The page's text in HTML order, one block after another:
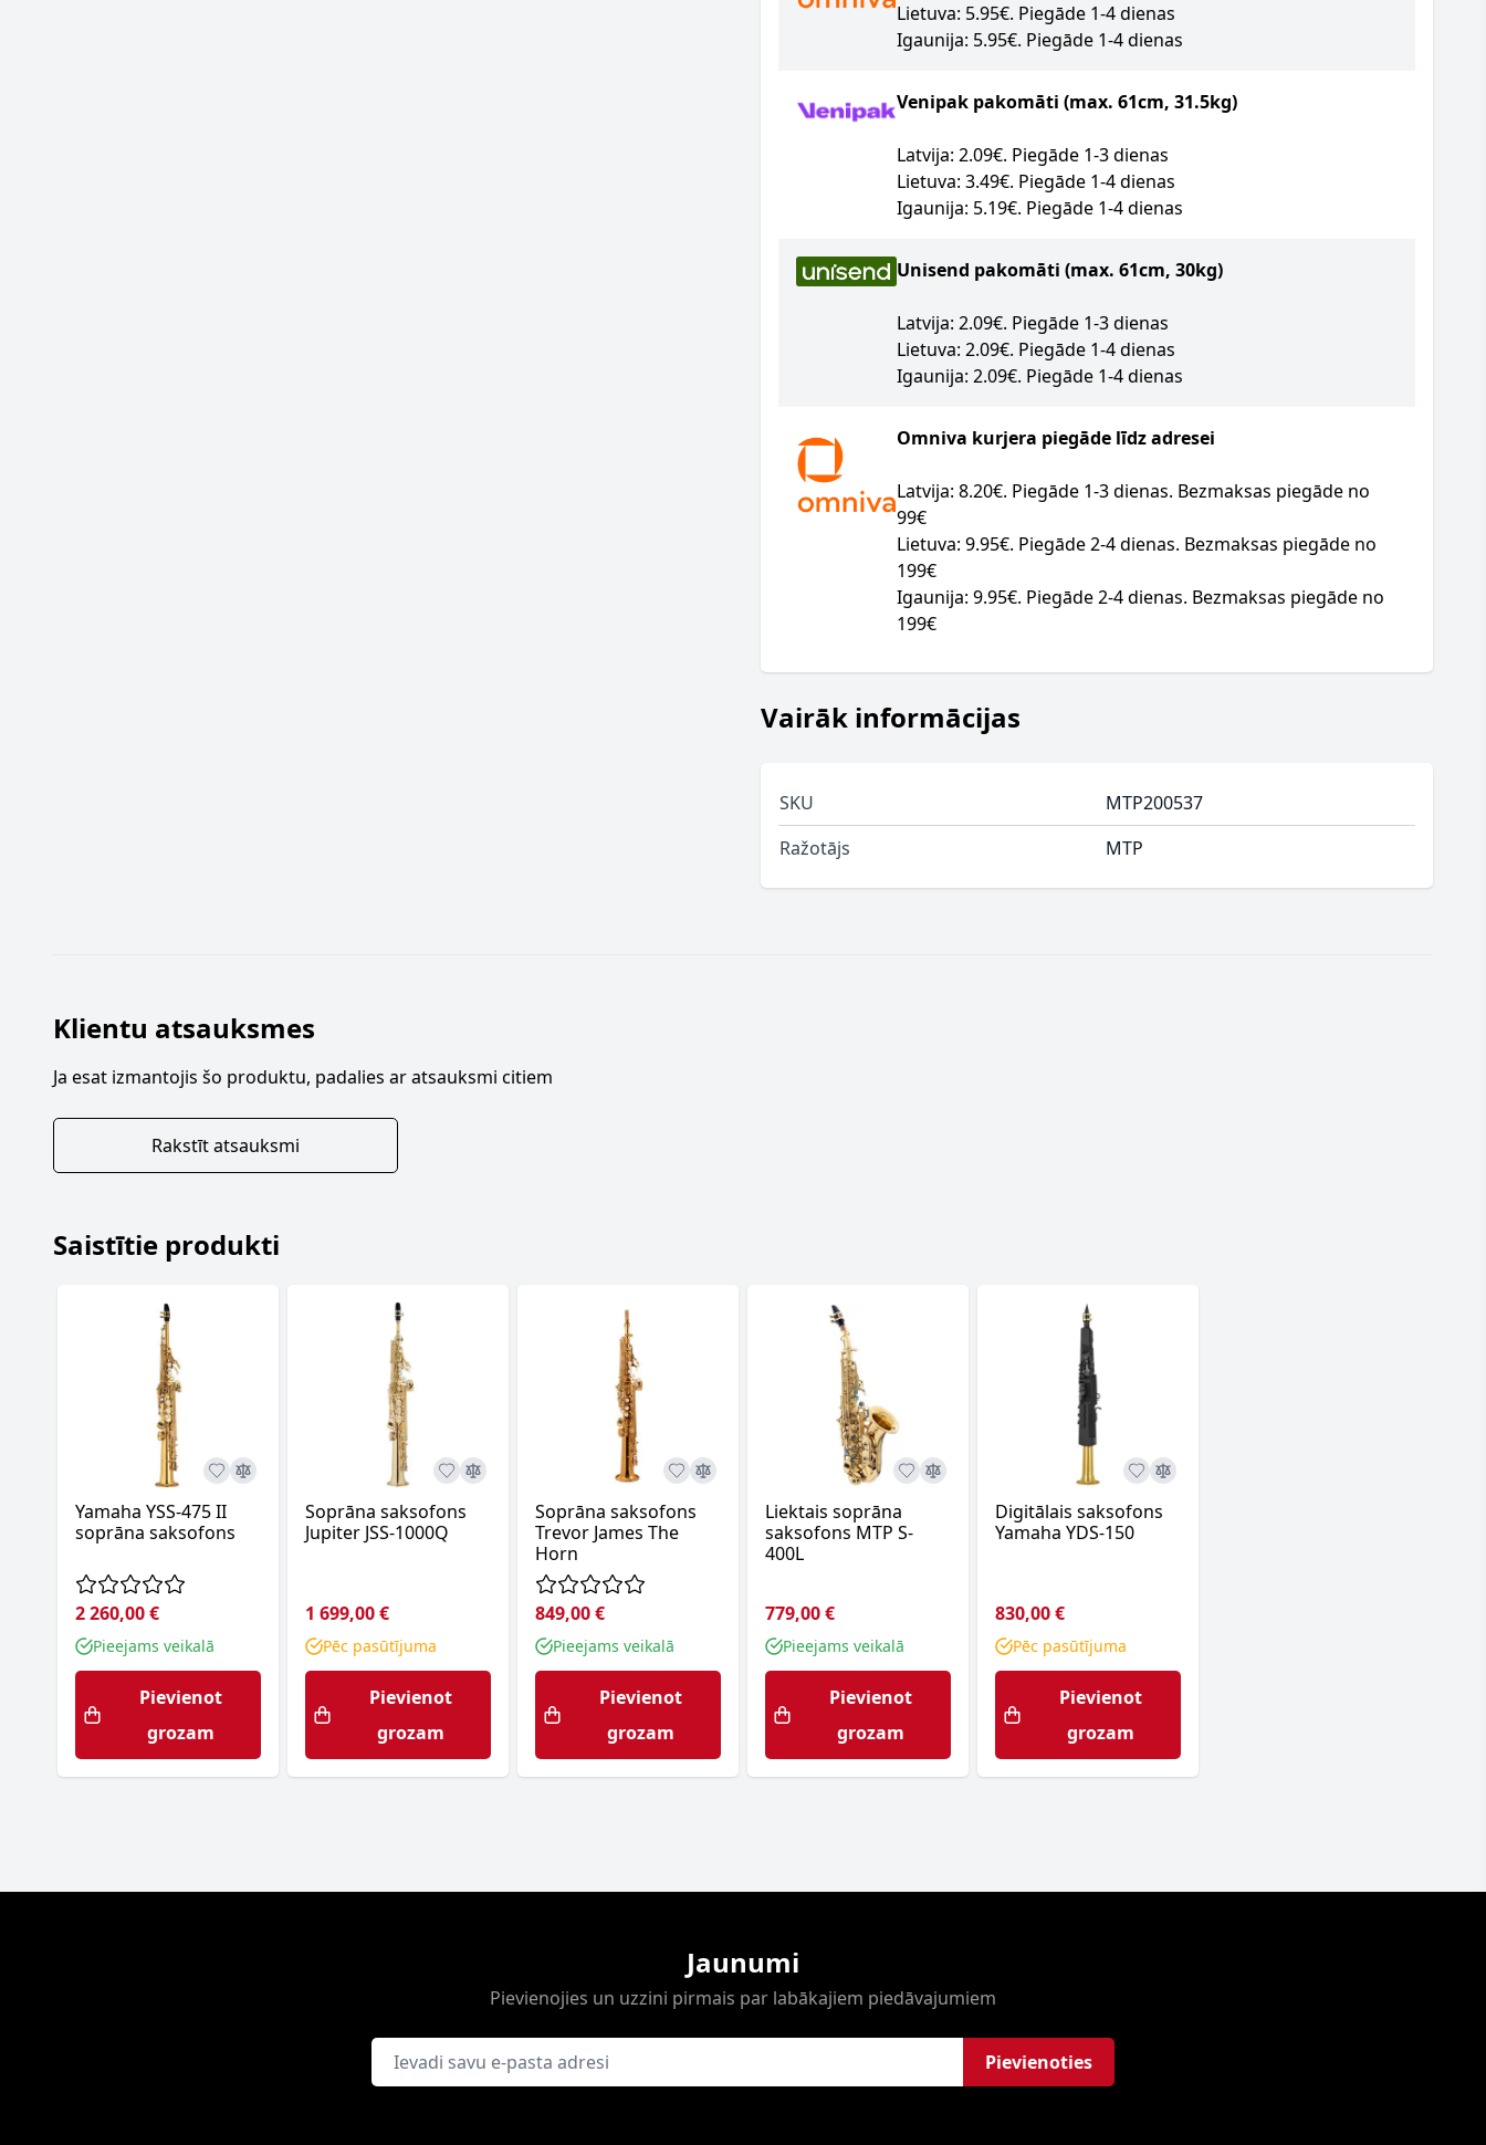
Lietuva: 5.95€. Piegāde 1-4 dienas
Igaunija: 5.95€. Piegāde 1-4 dienas
Venipak pakomāti (max. 61cm, 31.5kg)
Latvija: 2.09€. Piegāde 1-3 dienas
Lietuva: 3.49€. Piegāde 1-4 dienas
Igaunija: 5.19€. Piegāde 1-4 dienas
Unisend pakomāti (max. 61cm, 30kg)
Latvija: 2.09€. Piegāde 1-3 dienas
Lietuva: 2.09€. Piegāde 1-4 dienas
Igaunija: 2.09€. Piegāde 1-4 dienas
Omniva kurjera piegāde līdz adresei
Latvija: 8.20€. Piegāde 1-3 dienas. Bezmaksas piegāde no
99€
Lietuva: 9.95€. Piegāde 2-4 dienas. Bezmaksas piegāde no
199€
Igaunija: 9.95€. Piegāde 2-4 dienas. Bezmaksas piegāde no
199€
Vairāk informācijas
SKU
MTP200537
Ražotājs
MTP
Klientu atsauksmes
Ja esat izmantojis šo produktu, padalies ar atsauksmi citiem
Rakstīt atsauksmi
Saistītie produkti
Yamaha YSS-475 II
soprāna saksofons
2 260,00 €
Pieejams veikalā
Pievienot
grozam
Soprāna saksofons
Jupiter JSS-1000Q
1 699,00 €
Pēc pasūtījuma
Pievienot
grozam
Soprāna saksofons
Trevor James The
Horn
849,00 €
Pieejams veikalā
Pievienot
grozam
Liektais soprāna
saksofons MTP S-
400L
779,00 €
Pieejams veikalā
Pievienot
grozam
Digitālais saksofons
Yamaha YDS-150
830,00 €
Pēc pasūtījuma
Pievienot
grozam
Jaunumi
Pievienojies un uzzini pirmais par labākajiem piedāvajumiem
E-pasta adrese Pievienoties